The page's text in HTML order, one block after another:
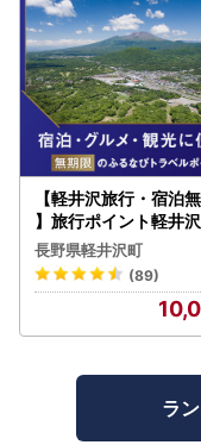
【軽井沢旅行・宿泊
】旅行ポイント軽井
るなびトラベルポイン
長野県軽井沢町
(89)
ラ